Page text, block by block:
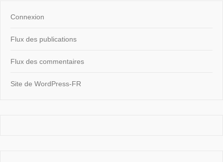
Connexion
Flux des publications
Flux des commentaires
Site de WordPress-FR